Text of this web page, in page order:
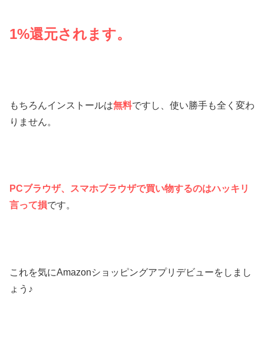
1%還元されます。
もちろんインストールは無料ですし、使い勝手も全く変わ
りません。
PCブラウザ、スマホブラウザで買い物するのはハッキリ
言って損です。
これを気にAmazonショッピングアプリデビューをしまし
ょう♪